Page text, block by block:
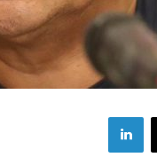
‫X لينكدإن